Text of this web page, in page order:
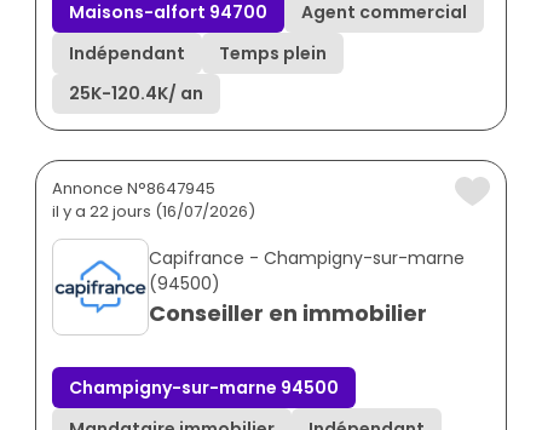
Maisons-alfort 94700
Agent commercial
Indépendant
Temps plein
25K-120.4K/ an
Annonce N°8647945
il y a 22 jours (16/07/2026)
Capifrance - Champigny-sur-marne
(94500)
Conseiller en immobilier
Champigny-sur-marne 94500